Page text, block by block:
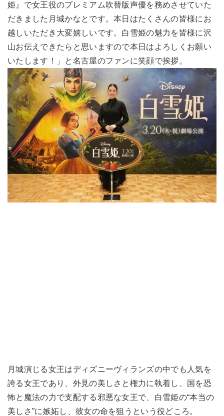
姫』で女王役のプレミアム吹替版声優を務めさせていた
だきました月城かなとです。本日はたくさんの皆様にお
越しいただき大変嬉しいです。白雪姫の魅力を皆様に沢
山お伝えできたらと思いますので本日はよろしくお願い
いたします！」と名古屋のファンに笑顔で挨拶。
月城演じる女王はディズニーヴィランズの中でも人気を
誇る女王であり、外見の美しさと権力に執着し、国を恐
怖と魔法の力で支配する邪悪な女王で、白雪姫の“本当の
美しさ”に嫉妬し、彼女の命を狙うという役どころ。